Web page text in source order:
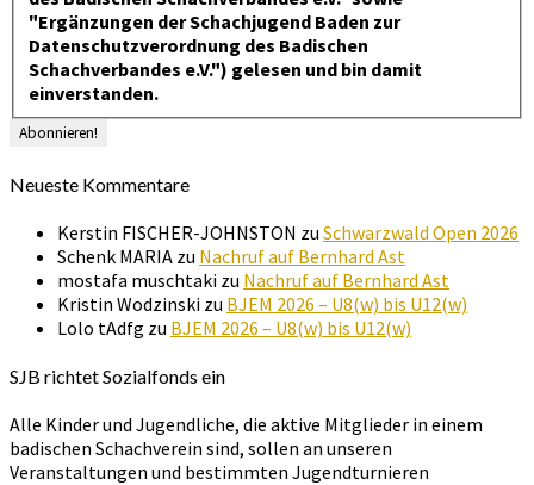
"Ergänzungen der Schachjugend Baden zur
Datenschutzverordnung des Badischen
Schachverbandes e.V.") gelesen und bin damit
einverstanden.
Neueste Kommentare
Kerstin FISCHER-JOHNSTON zu Schwarzwald Open 2026
Schenk MARIA zu Nachruf auf Bernhard Ast
mostafa muschtaki zu Nachruf auf Bernhard Ast
Kristin Wodzinski zu BJEM 2026 – U8(w) bis U12(w)
Lolo tAdfg zu BJEM 2026 – U8(w) bis U12(w)
SJB richtet Sozialfonds ein
Alle Kinder und Jugendliche, die aktive Mitglieder in einem
badischen Schachverein sind, sollen an unseren
Veranstaltungen und bestimmten Jugendturnieren